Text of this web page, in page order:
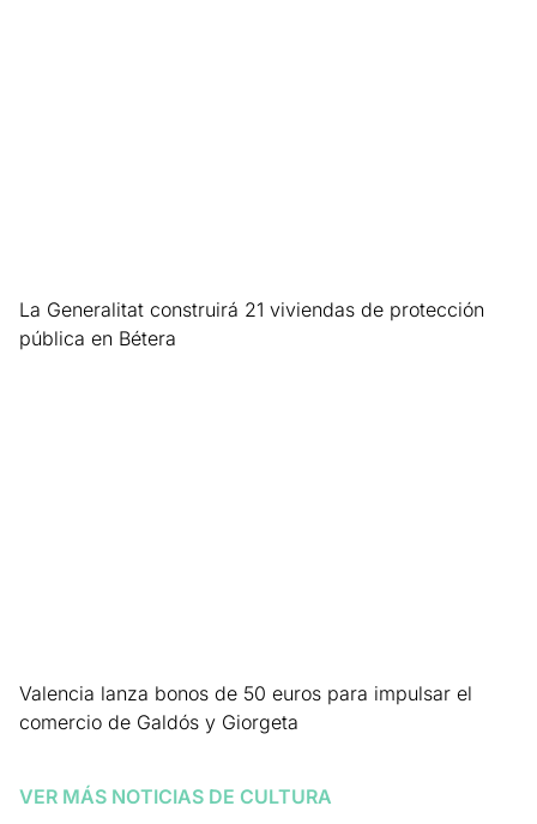
La Generalitat construirá 21 viviendas de protección
pública en Bétera
Valencia lanza bonos de 50 euros para impulsar el
comercio de Galdós y Giorgeta
VER MÁS NOTICIAS DE CULTURA